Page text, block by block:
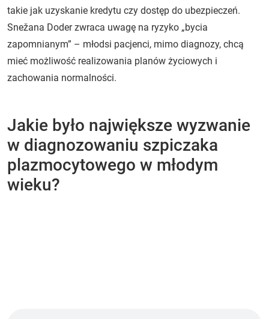
takie jak uzyskanie kredytu czy dostęp do ubezpieczeń.
Snežana Doder zwraca uwagę na ryzyko „bycia
zapomnianym” – młodsi pacjenci, mimo diagnozy, chcą
mieć możliwość realizowania planów życiowych i
zachowania normalności.
Jakie było największe wyzwanie
w diagnozowaniu szpiczaka
plazmocytowego w młodym
wieku?